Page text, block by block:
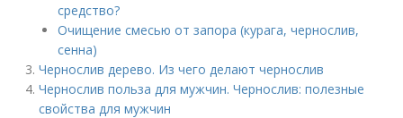
средство?
Очищение смесью от запора (курага, чернослив,
сенна)
Чернослив дерево. Из чего делают чернослив
Чернослив польза для мужчин. Чернослив: полезные
свойства для мужчин